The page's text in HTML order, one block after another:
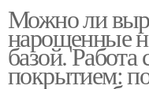
Можно ли
нарощенные
базой. Работа
покрытием: